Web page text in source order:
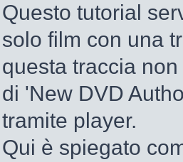
Questo tutorial
solo film con una
questa traccia
di 'New DVD
tramite player.
Qui è spiegato